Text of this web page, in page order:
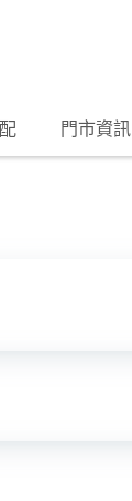
門市資訊